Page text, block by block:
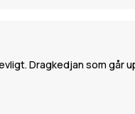
Dragkedjan som går